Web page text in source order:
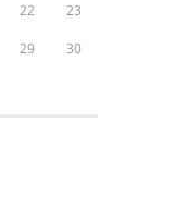
22 23
29 30